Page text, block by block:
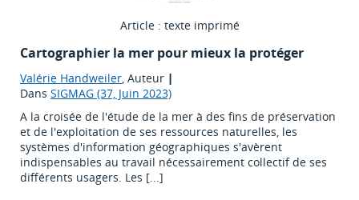
Article : texte imprimé
Cartographier la mer pour mieux la protéger
Valérie Handweiler, Auteur |
Dans SIGMAG (37, Juin 2023)
A la croisée de l'étude de la mer à des fins de préservation
et de l'exploitation de ses ressources naturelles, les
systèmes d'information géographiques s'avèrent
indispensables au travail nécessairement collectif de ses
différents usagers. Les [...]